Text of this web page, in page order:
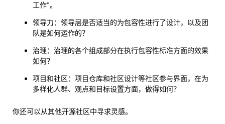
工作”。
领导力：领导层是否适当的为包容性进行了设计，以及团
队是如何运作的？
治理：治理的各个组成部分在执行包容性标准方面的效果
如何？
项目和社区：项目仓库和社区设计等社区参与界面，在为
多样化人群、观点和目标设置方面，做得如何？
你还可以从其他开源社区中寻求灵感。